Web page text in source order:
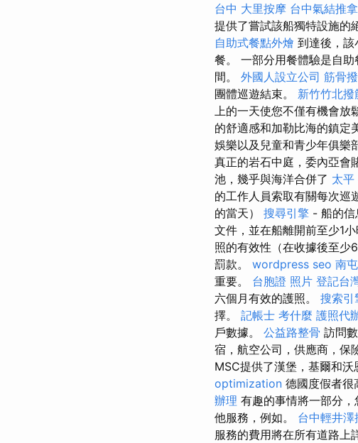
台中 大里按摩 台中氣結推拿
提供了嘗試該船獨特設施的
自助式餐點外燴 到達後，該
餐。 一部分用餐體驗是自
間。 外國人設立公司 筋骨
團體巡遊結束。 新竹竹北撥
上的一天使您不僅有機會
的舒適感和加勒比海的鎮定
娛樂以及兒童和青少年俱樂
真正的岩石中庭，委內亞會
池，幾乎與海洋合併了 太平
的工作人員索取有關每次巡
的當天） 搜尋引擎 - 船的信
文件，並在船離開前至少1
照的有效性（在收據後至少
罰款。 wordpress seo 南
重要。 台胞證 照片 登記台
六個月有效的護照。 搜索引
擇。 記帳士 考什麼 護照代
戶數據。 公益路整骨 訪問
宿，航空公司，供應商，保
MSC提供了漢堡，基爾和沃
optimization 德國度假者很
辦理 有趣的事情將一部分
他服務，例如。 台中輕井澤
服務的費用將在所有道路上